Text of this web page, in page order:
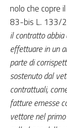
nolo che copre
83-bis L. 133/
il contratto
effettuare in un
parte di
sostenuto dal
contrattuali,
fatture emesse
vettore nel